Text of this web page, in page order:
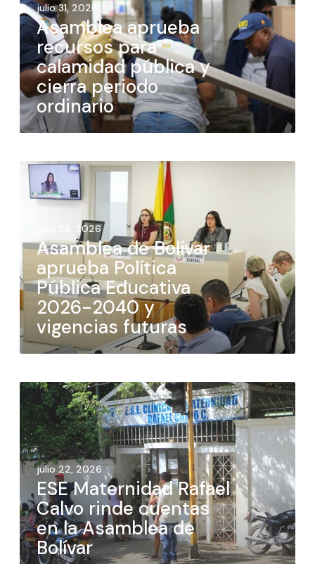
julio 31, 2026
Asamblea aprueba
recursos para
calamidad pública y
cierra periodo
ordinario
julio 28, 2026
Asamblea de Bolívar
aprueba Política
Pública Educativa
2026-2040 y
vigencias futuras
julio 22, 2026
ESE Maternidad Rafael
Calvo rinde cuentas
en la Asamblea de
Bolívar